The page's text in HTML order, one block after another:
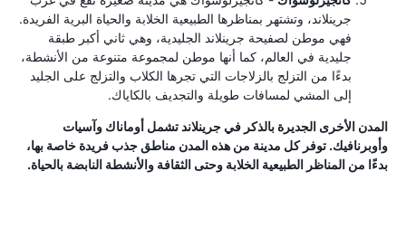
جرينلاند، وتشتهر بمناظرها الطبيعية الخلابة والحياة البرية الفريدة.
فهي موطن لصفيحة جرينلاند الجليدية، وهي ثاني أكبر طبقة
جليدية في العالم، كما أنها موطن لمجموعة متنوعة من الأنشطة،
بدءًا من التزلج بالزلاجات التي تجرها الكلاب والتزلج على الجليد
إلى المشي لمسافات طويلة والتجديف بالكاياك.
المدن الأخرى الجديرة بالذكر في جرينلاند تشمل أوماناك وآسيات
وأوبرنافيك. توفر كل مدينة من هذه المدن مناطق جذب فريدة خاصة بها،
بدءًا من المناظر الطبيعية الخلابة وحتى الثقافة والأنشطة النابضة بالحياة.